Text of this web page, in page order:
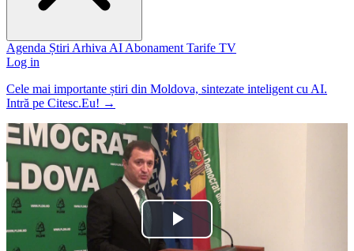
Agenda Știri Arhiva AI Abonament Tarife TV
Log in
Cele mai importante știri din Moldova, sintezate inteligent cu AI.
Intră pe Citesc.Eu! →
Play